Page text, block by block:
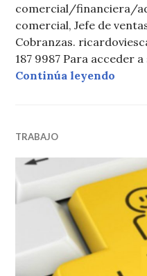
comercial/financiera/
comercial, Jefe de
Cobranzas.
187 9987 Para acceder
Continúa leyendo
TRABAJO